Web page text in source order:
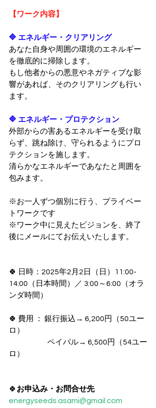
【ワーク内容】
🔷 エネルギー・クリアリング
あなた自身や周囲の環境のエネルギー
を徹底的に掃除します。
もし他者からの悪意やネガティブな影
響があれば、そのクリアリングも行い
ます。
🔷 エネルギー・プロテクション
外部からの害あるエネルギーを受け取
らず、跳ね除け、守られるようにプロ
テクションを施します。
清らかなエネルギーであなたと周囲を
包みます。
※お一人ずつ個別に行う、プライベー
トワークです
※ワーク中に見えたビジョンを、終了
後にメールにてお伝えいたします。
🍀 日時：2025年2月2日（日）11:00-
14:00（日本時間）／ 3:00～6:00（オラ
ンダ時間）
🍀 費用 ： 銀行振込→ 6,200円（50ユー
ロ）
ペイパル→ 6,500円（54ユー
ロ）
🍀 お申込み・お問合せ先
energyseeds.asami@gmail.com